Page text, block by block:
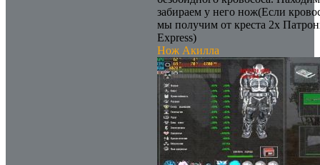
забираем у него нож(Если
мы получим от креста 2х
Express)
Нож Акилла